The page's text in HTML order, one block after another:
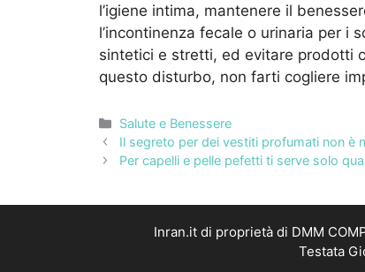
l’igiene intima, mantenere il
l’incontinenza fecale o urinaria per i
sintetici e stretti, ed evitare prodotti
questo disturbo, non farti cogliere
Categorie
Salute e Benessere
Il segreto per dei vestiti profumati non è
Per capelli e pelle pefetti ti serve solo
Inran.it di proprietà di DMM
Testata